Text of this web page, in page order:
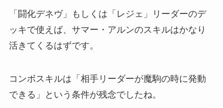
「闘化デネヴ」もしくは「レジェ」リーダーのデ
ッキで使えば、サマー・アルンのスキルはかなり
活きてくるはずです。
コンボスキルは「相手リーダーが魔駒の時に発動
できる」という条件が残念でしたね。